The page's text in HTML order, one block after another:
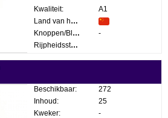
Kwaliteit:
A1
Land van herkomst:
Knoppen/Bloemen:
-
Rijpheidsstadium:
Beschikbaar:
272
Inhoud:
25
Kweker:
-